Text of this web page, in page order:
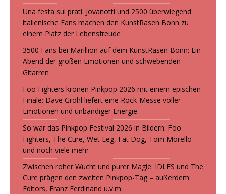
Una festa sui prati: Jovanotti und 2500 überwiegend
italienische Fans machen den KunstRasen Bonn zu
einem Platz der Lebensfreude
3500 Fans bei Marillion auf dem KunstRasen Bonn: Ein
Abend der großen Emotionen und schwebenden
Gitarren
Foo Fighters krönen Pinkpop 2026 mit einem epischen
Finale: Dave Grohl liefert eine Rock-Messe voller
Emotionen und unbändiger Energie
So war das Pinkpop Festival 2026 in Bildern: Foo
Fighters, The Cure, Wet Leg, Fat Dog, Tom Morello
und noch viele mehr
Zwischen roher Wucht und purer Magie: IDLES und The
Cure prägen den zweiten Pinkpop-Tag – außerdem:
Editors, Franz Ferdinand u.v.m.